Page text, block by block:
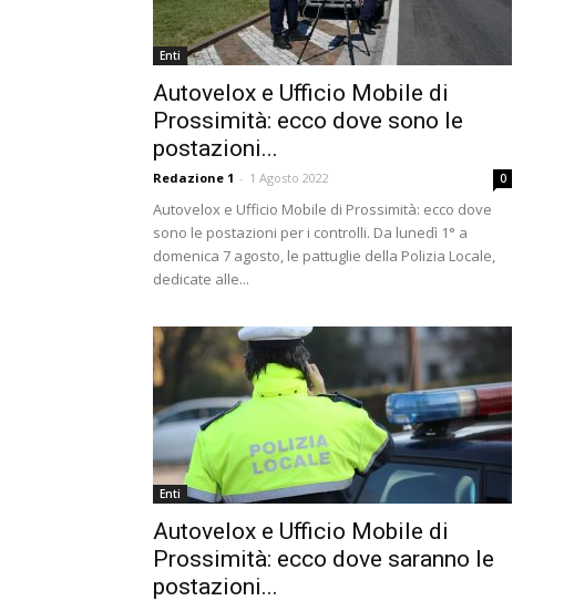
Enti
Autovelox e Ufficio Mobile di
Prossimità: ecco dove sono le
postazioni...
Redazione 1 - 1 Agosto 2022 0
Autovelox e Ufficio Mobile di Prossimità: ecco dove
sono le postazioni per i controlli. Da lunedì 1° a
domenica 7 agosto, le pattuglie della Polizia Locale,
dedicate alle...
Enti
Autovelox e Ufficio Mobile di
Prossimità: ecco dove saranno le
postazioni...